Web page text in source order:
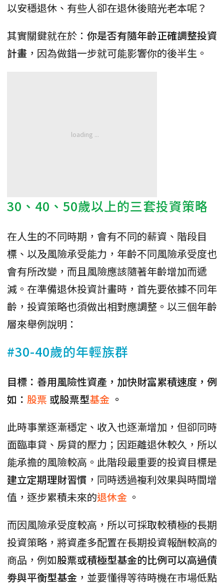
以安穩退休、有些人卻在退休後賠光老本呢？
其實關鍵就在於： 你是否有隨年齡正確調整投資
計畫 ，因為做錯一步就可能影響你的後半生。
30、40、50歲以上的三套投資策略
在人生的不同時期，會有不同的薪資、階段目
標、以及風險承受能力，年齡不同風險承受度也
會有所改變，而且風險應該隨著年齡增加而遞
減。在準備退休投資計畫時，首先要依據不同年
齡，投資策略也須做出相對應調整。以三個年齡
層來舉例說明：
#30-40歲的年輕族群
目標：善用風險性資產，加快財富累積速度，例
如： 股票 或股票型基金 。
此時事業逐漸穩定、收入也逐漸增加，但卻同時
面臨車貸、房貸的壓力；因距離退休較久，所以
能承擔的風險較高。此階段最重要的投資目標是
建立定期理財習慣 ，同時透過複利效果與時間增
值，逐步累積未來的退休金 。
而因風險承受度較高，所以可採取較積極的長期
投資策略，將資產多配置在長期投資報酬較高的
商品，例如股票或積極型基金的比例可以高過債
劵與平衡型基金 ，並要懂得等待時機在市場低點